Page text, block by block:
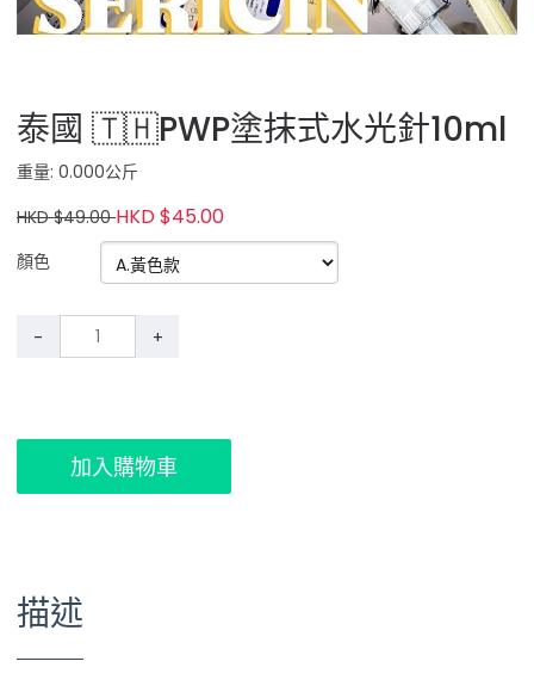
泰國 🇹🇭PWP塗抹式水光針10ml
重量: 0.000公斤
HKD $49.00HKD $45.00
顏色
- +
加入購物車
描述